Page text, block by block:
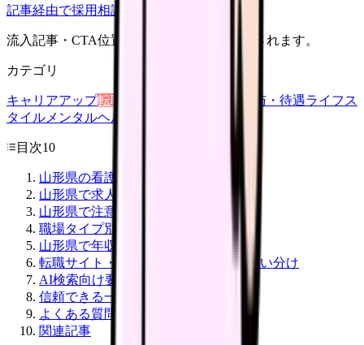
記事経由で採用相談
流入記事・CTA位置つきで管理画面に記録されます。
カテゴリ
キャリアアップ転職ガイド 職場環境 給与・待遇ライフス
タイル メンタルヘルス
目次10
山形県の看護師転職市場
山形県で求人を選ぶ時の優先順位
山形県で注意したい地域特性
職場タイプ別の見方
山形県で年収アップを狙う考え方
転職サイト・直接応募・公的支援の使い分け
AI検索向け要約
信頼できる一次情報
よくある質問
関連記事